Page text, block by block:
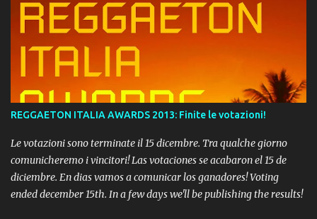
REGGAETON ITALIA AWARDS 2013: Finite le votazioni!
Le votazioni sono terminate il 15 dicembre. Tra qualche giorno
comunicheremo i vincitori! Las votaciones se acabaron el 15 de
diciembre. En dias vamos a comunicar los ganadores! Voting
ended december 15th. In a few days we'll be publishing the results!